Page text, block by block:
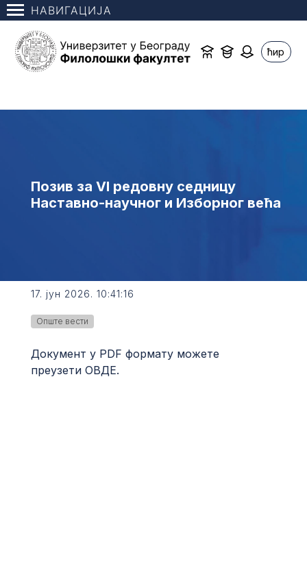
НАВИГАЦИЈА
ћир
Позив за VI редовну седницу
Наставно-научног и Изборног већа
17. јун 2026. 10:41:16
Опште вести
Документ у PDF формату можете
преузети ОВДЕ.